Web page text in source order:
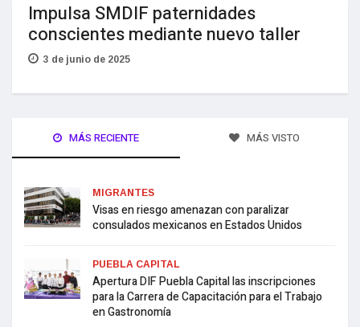
Impulsa SMDIF paternidades
conscientes mediante nuevo taller
3 de junio de 2025
MÁS RECIENTE MÁS VISTO
MIGRANTES
Visas en riesgo amenazan con paralizar
consulados mexicanos en Estados Unidos
PUEBLA CAPITAL
Apertura DIF Puebla Capital las inscripciones
para la Carrera de Capacitación para el Trabajo
en Gastronomía